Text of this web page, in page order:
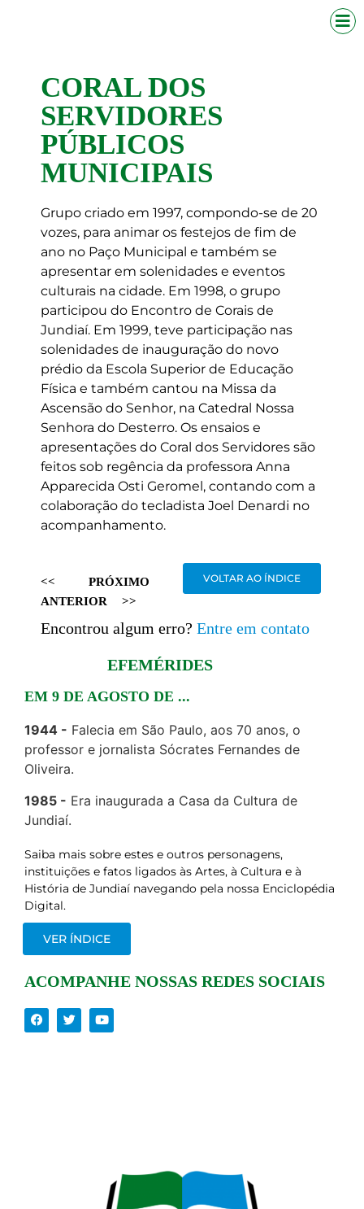
CORAL DOS
SERVIDORES
PÚBLICOS
MUNICIPAIS
Grupo criado em 1997, compondo-se de 20
vozes, para animar os festejos de fim de
ano no Paço Municipal e também se
apresentar em solenidades e eventos
culturais na cidade. Em 1998, o grupo
participou do Encontro de Corais de
Jundiaí. Em 1999, teve participação nas
solenidades de inauguração do novo
prédio da Escola Superior de Educação
Física e também cantou na Missa da
Ascensão do Senhor, na Catedral Nossa
Senhora do Desterro. Os ensaios e
apresentações do Coral dos Servidores são
feitos sob regência da professora Anna
Apparecida Osti Geromel, contando com a
colaboração do tecladista Joel Denardi no
acompanhamento.
<<
ANTERIOR
PRÓXIMO
>>
VOLTAR AO ÍNDICE
Encontrou algum erro? Entre em contato
EFEMÉRIDES
EM 9 DE AGOSTO DE ...
1944
Falecia em São Paulo, aos 70 anos, o
professor e jornalista Sócrates Fernandes de
Oliveira.
1985
Era inaugurada a Casa da Cultura de
Jundiaí.
Saiba mais sobre estes e outros personagens,
instituições e fatos ligados às Artes, à Cultura e à
História de Jundiaí navegando pela nossa Enciclopédia
Digital.
VER ÍNDICE
ACOMPANHE NOSSAS REDES SOCIAIS